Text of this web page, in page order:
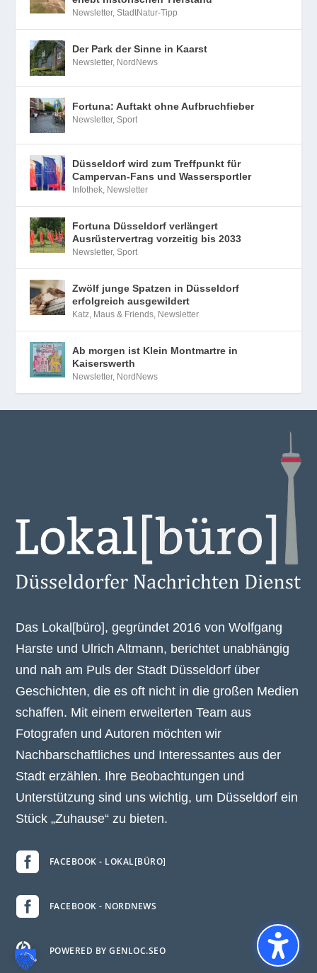
Newsletter,StadtNatur-Tipp
Der Park der Sinne in Kaarst
Newsletter, NordNews
Fortuna: Auftakt ohne Aufbruchfieber
Newsletter,Sport
Düsseldorf wird zum Treffpunkt für
Campervan-Fans und Wassersportler
Infothek, Newsletter
Fortuna Düsseldorf verlängert
Ausrüstervertrag vorzeitig bis 2033
Newsletter,Sport
Zwölf junge Spatzen in Düsseldorf
erfolgreich ausgewildert
Katz, Maus & Friends, Newsletter
Ab morgen ist Klein Montmartre in
Kaiserswerth
Newsletter, NordNews
Das Lokal[büro], gegründet 2016 von Wolfgang
Harste und Ulrich Altmann, berichtet unabhängig
und nah am Puls der Stadt Düsseldorf über
Geschichten, die es oft nicht in die großen Medien
schaffen. Mit einem erweiterten Team aus
Fotografen und Autoren möchten wir
Nachbarschaftliches und Interessantes aus der
Stadt erzählen. Ihre Beobachtungen und
Unterstützung sind uns wichtig, um Düsseldorf ein
Stück „Zuhause“ zu bieten.
 FACEBOOK - LOKAL[BÜRO]
 FACEBOOK - NORDNEWS
 POWERED BY GENLOC.SEO